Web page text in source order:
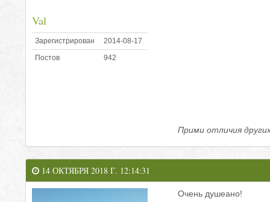
Val
Зарегистрирован
2014-08-17
Постов
942
Прими отличия
14 ОКТЯБРЯ 2018 Г. 12:14:31
Очень душеано!